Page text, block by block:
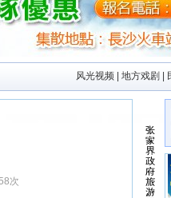
风光视频 地方戏剧
次